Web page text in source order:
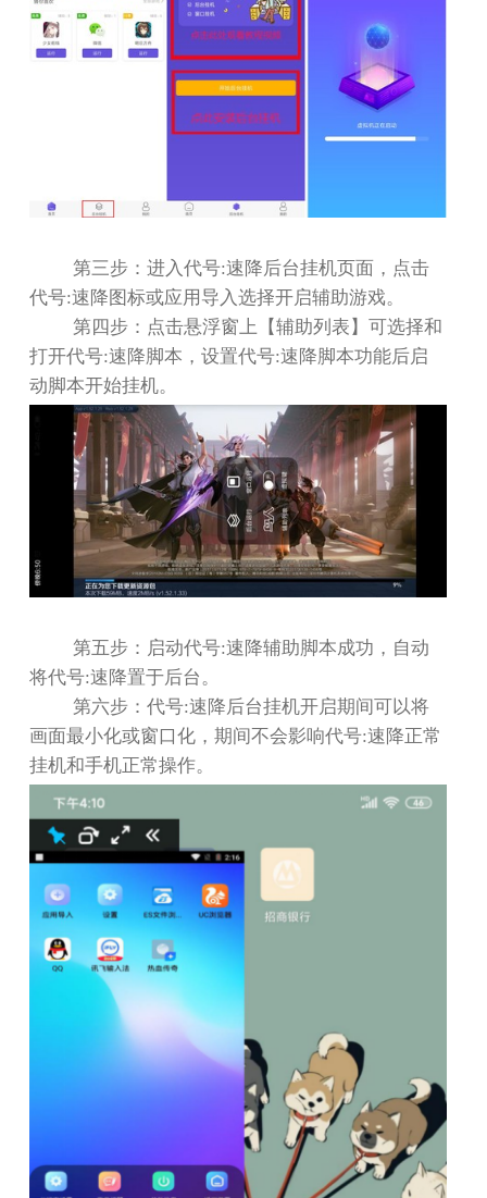
第三步：进入代号:速降后台挂机页面，点击
代号:速降图标或应用导入选择开启辅助游戏。
第四步：点击悬浮窗上【辅助列表】可选择和
打开代号:速降脚本，设置代号:速降脚本功能后启
动脚本开始挂机。
第五步：启动代号:速降辅助脚本成功，自动
将代号:速降置于后台。
第六步：代号:速降后台挂机开启期间可以将
画面最小化或窗口化，期间不会影响代号:速降正常
挂机和手机正常操作。